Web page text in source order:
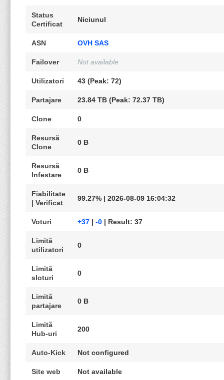
Status
Certificat
Niciunul
ASN OVH SAS
Failover Not available
Utilizatori 43 (Peak: 72)
Partajare 23.84 TB (Peak: 72.37 TB)
Clone 0
Resursă
Clone
0 B
Resursă
Infestare
0 B
Fiabilitate
| Verificat
99.27% | 2026-08-09 16:04:32
Voturi +37 | -0 | Result: 37
Limită
utilizatori
0
Limită
sloturi
0
Limită
partajare
0 B
Limită
Hub-uri
200
Auto-Kick Not configured
Site web Not available